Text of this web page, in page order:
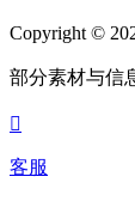
Copyright ©
部分素材与信

客服